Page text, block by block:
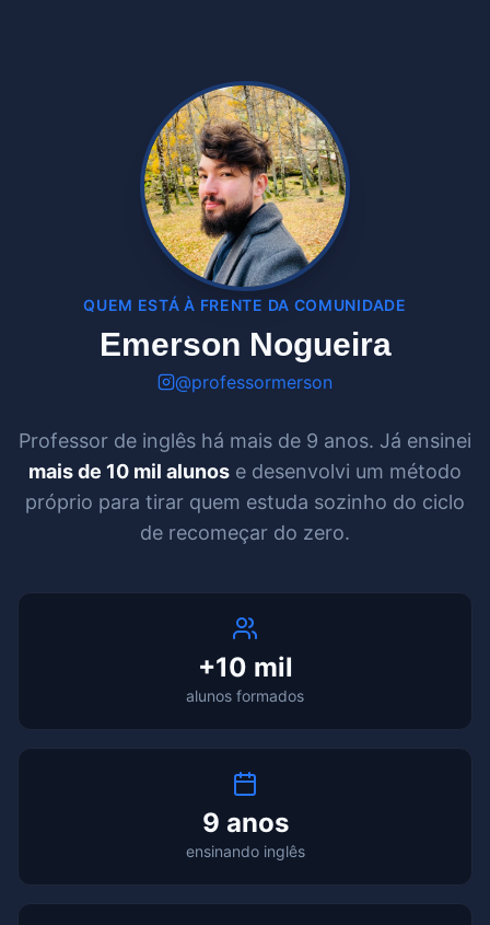
QUEM ESTÁ À FRENTE DA COMUNIDADE
Emerson Nogueira
@professormerson
Professor de inglês há mais de 9 anos. Já ensinei
mais de 10 mil alunos e desenvolvi um método
próprio para tirar quem estuda sozinho do ciclo
de recomeçar do zero.
+10 mil
alunos formados
9 anos
ensinando inglês